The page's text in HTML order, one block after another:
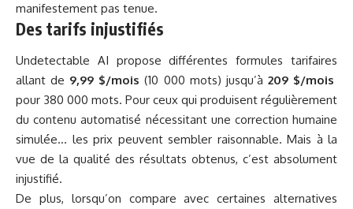
manifestement pas tenue.
Des tarifs injustifiés
Undetectable AI propose différentes formules tarifaires
allant de 9,99 $/mois (10 000 mots) jusqu’à 209 $/mois
pour 380 000 mots. Pour ceux qui produisent régulièrement
du contenu automatisé nécessitant une correction humaine
simulée… les prix peuvent sembler raisonnable. Mais à la
vue de la qualité des résultats obtenus, c’est absolument
injustifié.
De plus, lorsqu’on compare avec certaines alternatives